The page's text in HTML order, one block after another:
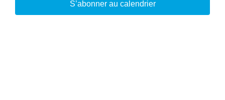
S’abonner au calendrier